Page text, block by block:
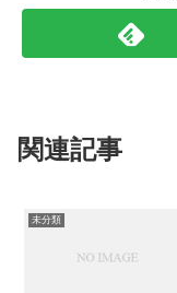
関連記事
未分類